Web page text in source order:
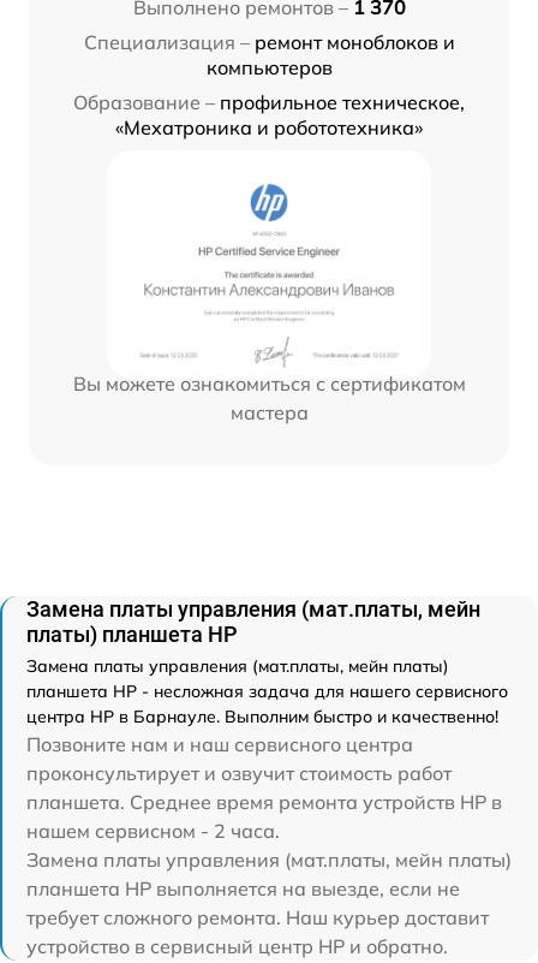
Выполнено ремонтов – 1 370
Специализация – ремонт моноблоков и
компьютеров
Образование – профильное техническое,
«Мехатроника и робототехника»
Вы можете ознакомиться с сертификатом
мастера
Замена платы управления (мат.платы, мейн
платы) планшета HP
Замена платы управления (мат.платы, мейн платы)
планшета HP - несложная задача для нашего сервисного
центра HP в Барнауле. Выполним быстро и качественно!
Позвоните нам и наш сервисного центра
проконсультирует и озвучит стоимость работ
планшета. Среднее время ремонта устройств HP в
нашем сервисном - 2 часа.
Замена платы управления (мат.платы, мейн платы)
планшета HP выполняется на выезде, если не
требует сложного ремонта. Наш курьер доставит
устройство в сервисный центр HP и обратно.